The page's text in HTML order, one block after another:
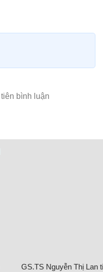
GS.TS Nguyễn Thị Lan